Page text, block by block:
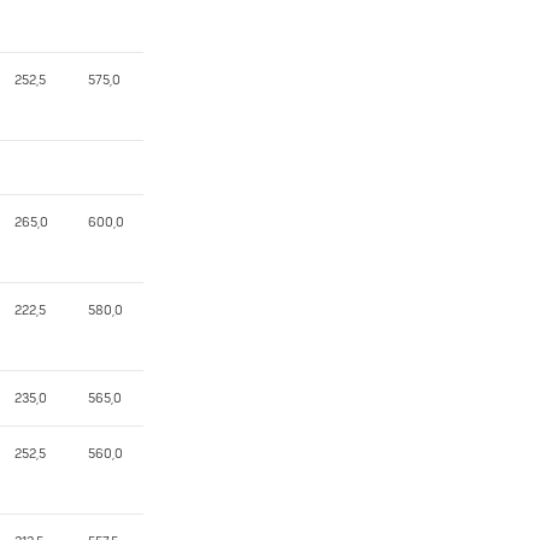
252,5 575,0
265,0 600,0
222,5 580,0
235,0 565,0
252,5 560,0